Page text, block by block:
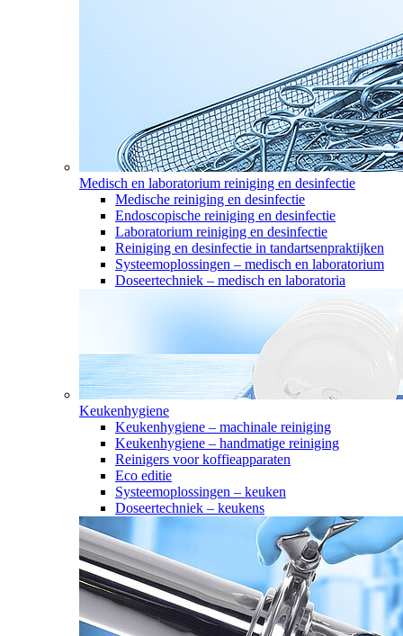
Medisch en laboratorium reiniging en desinfectie
Medische reiniging en desinfectie
Endoscopische reiniging en desinfectie
Laboratorium reiniging en desinfectie
Reiniging en desinfectie in tandartsenpraktijken
Systeemoplossingen – medisch en laboratorium
Doseertechniek – medisch en laboratoria
Keukenhygiene
Keukenhygiene – machinale reiniging
Keukenhygiene – handmatige reiniging
Reinigers voor koffieapparaten
Eco editie
Systeemoplossingen – keuken
Doseertechniek – keukens